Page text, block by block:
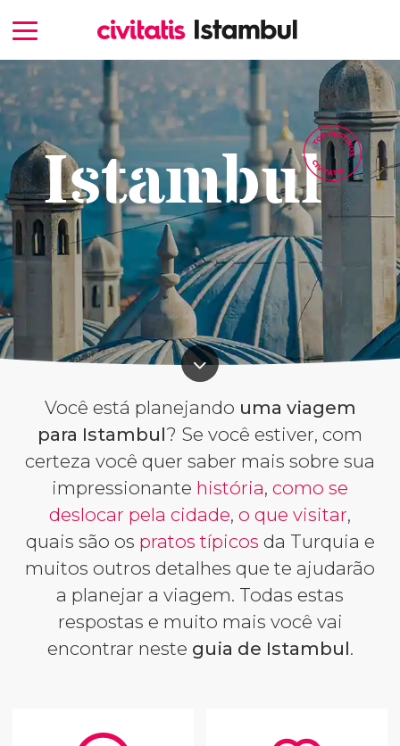
Istambul
Você está planejando uma viagem
para Istambul? Se você estiver, com
certeza você quer saber mais sobre sua
impressionante história, como se
deslocar pela cidade, o que visitar,
quais são os pratos típicos da Turquia e
muitos outros detalhes que te ajudarão
a planejar a viagem. Todas estas
respostas e muito mais você vai
encontrar neste guia de Istambul.